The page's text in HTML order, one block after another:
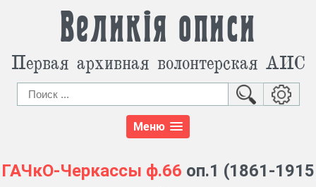
Великія описи
Первая архивная волонтерская АИС
Меню
ГАЧкО-Черкассы ф.66 оп.1 (1861-1915